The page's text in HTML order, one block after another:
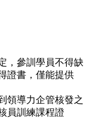
，參訓學員不得缺
證書，僅能提供
領導力企管核發之
員訓練課程證